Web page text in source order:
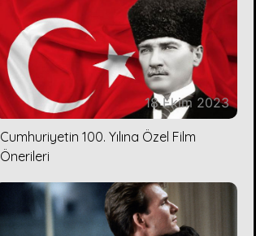
18 Ekim 2023
Cumhuriyetin 100. Yılına Özel Film
Önerileri